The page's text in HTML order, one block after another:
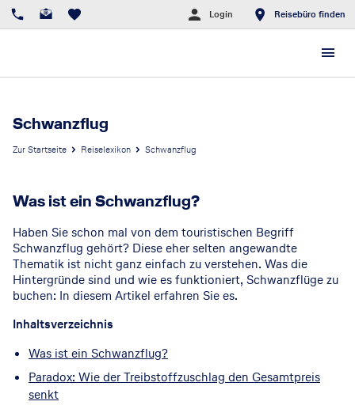
Login Reisebüro finden
Schwanzflug
Zur Startseite Reiselexikon Schwanzflug
Was ist ein Schwanzflug?
Haben Sie schon mal von dem touristischen Begriff
Schwanzflug gehört? Diese eher selten angewandte
Thematik ist nicht ganz einfach zu verstehen. Was die
Hintergründe sind und wie es funktioniert, Schwanzflüge zu
buchen: In diesem Artikel erfahren Sie es.
Inhaltsverzeichnis
Was ist ein Schwanzflug?
Paradox: Wie der Treibstoffzuschlag den Gesamtpreis
senkt